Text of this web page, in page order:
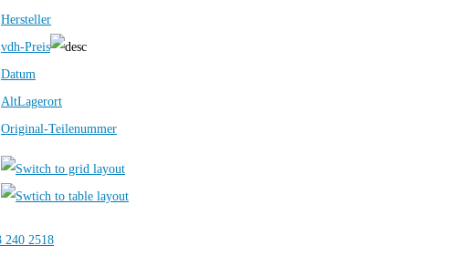
Hersteller
vdh-Preis
Datum
AltLagerort
Original-Teilenummer